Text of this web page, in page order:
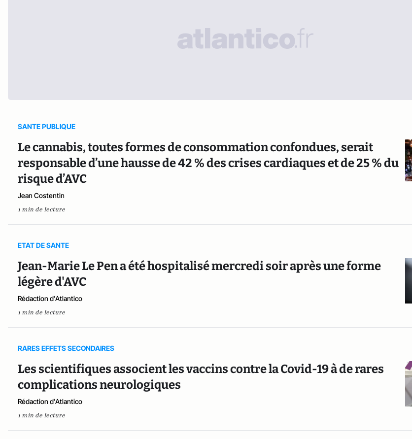
SANTE PUBLIQUE
Le cannabis, toutes formes de consommation confondues, serait
responsable d’une hausse de 42 % des crises cardiaques et de 25 % du
risque d’AVC
Jean Costentin
1 min de lecture
ETAT DE SANTE
Jean-Marie Le Pen a été hospitalisé mercredi soir après une forme
légère d'AVC
Rédaction d'Atlantico
1 min de lecture
RARES EFFETS SECONDAIRES
Les scientifiques associent les vaccins contre la Covid-19 à de rares
complications neurologiques
Rédaction d'Atlantico
1 min de lecture